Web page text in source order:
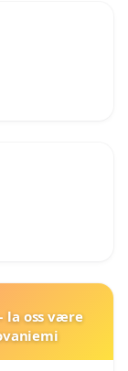
la oss være